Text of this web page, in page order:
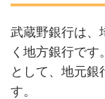
武蔵野銀行は、
く地方銀行で
として、地元銀
す。